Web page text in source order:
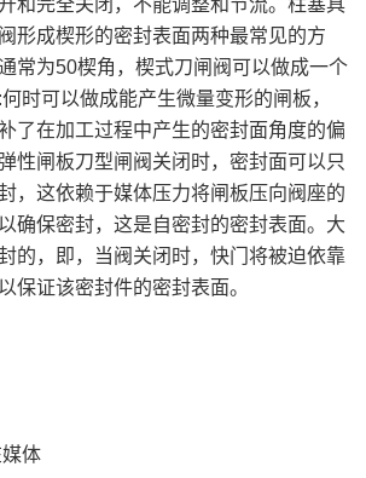
和完全关闭，不能调整和节流。柱塞具
形成楔形的密封表面两种最常见的方
常为50楔角，楔式刀闸阀可以做成一个
时可以做成能产生微量变形的闸板，
了在加工过程中产生的密封面角度的偏
性闸板刀型闸阀关闭时，密封面可以只
，这依赖于媒体压力将闸板压向阀座的
确保密封，这是自密封的密封表面。大
的，即，当阀关闭时，快门将被迫依靠
保证该密封件的密封表面。
体